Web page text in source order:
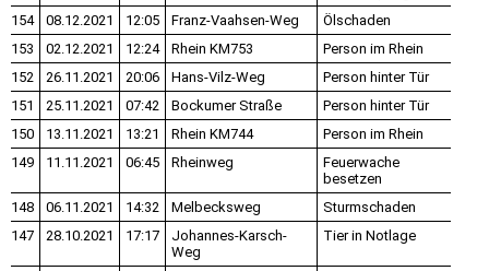
154
08.12.2021 12:05 Franz-Vaahsen-Weg
Ölschaden
153
02.12.2021 12:24 Rhein KM753
Person im Rhein
152
26.11.2021 20:06 Hans-Vilz-Weg
Person hinter Tür
151
25.11.2021 07:42 Bockumer Straße
Person hinter Tür
150
13.11.2021 13:21 Rhein KM744
Person im Rhein
149
11.11.2021 06:45 Rheinweg
Feuerwache
besetzen
148
06.11.2021 14:32 Melbecksweg
Sturmschaden
147
28.10.2021 17:17
Johannes-Karsch-
Weg
Tier in Notlage